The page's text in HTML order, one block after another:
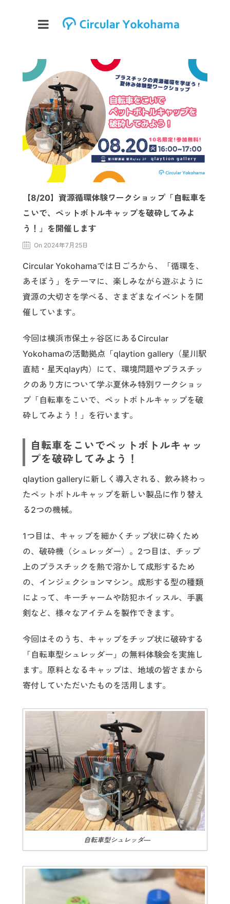
【8/20】資源循環体験ワークショップ「自転車を
こいで、ペットボトルキャップを破砕してみよ
う！」を開催します
On 2024年7月25日
Circular Yokohamaでは日ごろから、「循環を、
あそぼう」をテーマに、楽しみながら遊ぶように
資源の大切さを学べる、さまざまなイベントを開
催しています。
今回は横浜市保土ヶ谷区にあるCircular
Yokohamaの活動拠点「qlaytion gallery（星川駅
直結・星天qlay内）にて、環境問題やプラスチッ
クのあり方について学ぶ夏休み特別ワークショッ
プ「自転車をこいで、ペットボトルキャップを破
砕してみよう！」を行います。
自転車をこいでペットボトルキャッ
プを破砕してみよう！
qlaytion galleryに新しく導入される、飲み終わっ
たペットボトルキャップを新しい製品に作り替え
る2つの機械。
1つ目は、キャップを細かくチップ状に砕くため
の、破砕機（シュレッダー）。2つ目は、チップ
上のプラスチックを熱で溶かして成形するため
の、インジェクションマシン。成形する型の種類
によって、キーチャームや防犯ホイッスル、手裏
剣など、様々なアイテムを製作できます。
今回はそのうち、キャップをチップ状に破砕する
「自転車型シュレッダー」の無料体験会を実施し
ます。原料となるキャップは、地域の皆さまから
寄付していただいたものを活用します。
自転車型シュレッダ―